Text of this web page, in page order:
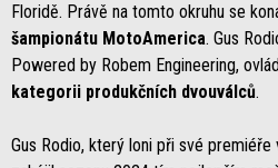
Floridě. Právě na tomto okruhu se
šampionátu MotoAmerica. Gus
Powered by Robem Engineering,
kategorii produkčních dvouválců.
Gus Rodio, který loni při své premiéře